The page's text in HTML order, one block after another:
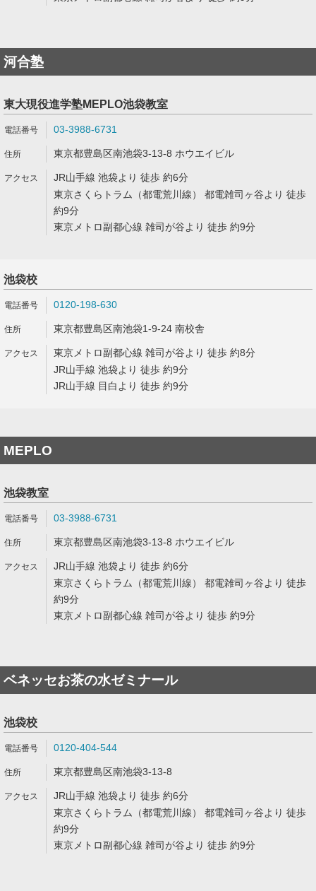
河合塾
東大現役進学塾MEPLO池袋教室
03-3988-6731
東京都豊島区南池袋3-13-8 ホウエイビル
JR山手線 池袋より 徒歩 約6分
東京さくらトラム（都電荒川線） 都電雑司ヶ谷より 徒歩
約9分
東京メトロ副都心線 雑司が谷より 徒歩 約9分
池袋校
0120-198-630
東京都豊島区南池袋1-9-24 南校舎
東京メトロ副都心線 雑司が谷より 徒歩 約8分
JR山手線 池袋より 徒歩 約9分
JR山手線 目白より 徒歩 約9分
MEPLO
池袋教室
03-3988-6731
東京都豊島区南池袋3-13-8 ホウエイビル
JR山手線 池袋より 徒歩 約6分
東京さくらトラム（都電荒川線） 都電雑司ヶ谷より 徒歩
約9分
東京メトロ副都心線 雑司が谷より 徒歩 約9分
ベネッセお茶の水ゼミナール
池袋校
0120-404-544
東京都豊島区南池袋3-13-8
JR山手線 池袋より 徒歩 約6分
東京さくらトラム（都電荒川線） 都電雑司ヶ谷より 徒歩
約9分
東京メトロ副都心線 雑司が谷より 徒歩 約9分